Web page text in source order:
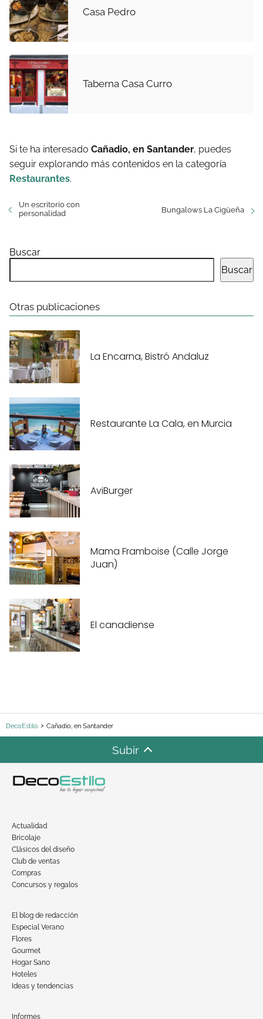
Casa Pedro
Taberna Casa Curro
Si te ha interesado Cañadio, en Santander, puedes
seguir explorando más contenidos en la categoría
Restaurantes.
Un escritorio con
personalidad
Bungalows La Cigüeña
Buscar
Buscar
Otras publicaciones
La Encarna, Bistró Andaluz
Restaurante La Cala, en Murcia
AviBurger
Mama Framboise (Calle Jorge
Juan)
El canadiense
DecoEstilo Cañadio, en Santander
Subir
Actualidad
Bricolaje
Clásicos del diseño
Club de ventas
Compras
Concursos y regalos
El blog de redacción
Especial Verano
Flores
Gourmet
Hogar Sano
Hoteles
Ideas y tendencias
Informes